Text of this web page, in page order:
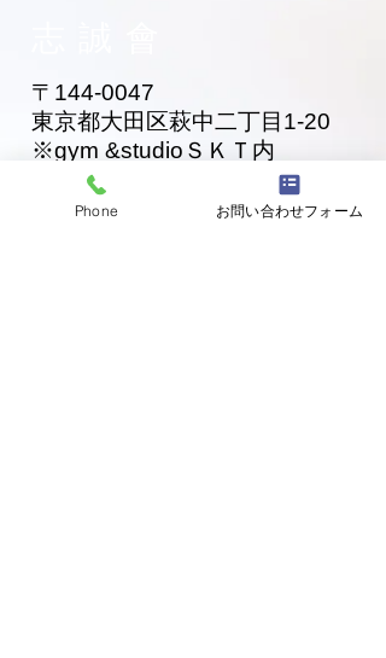
〒144-0047
東京都大田区萩中二丁目1-20
​※gym &studioＳＫＴ内
道場03-6320-7335
Phone お問い合わせフォーム